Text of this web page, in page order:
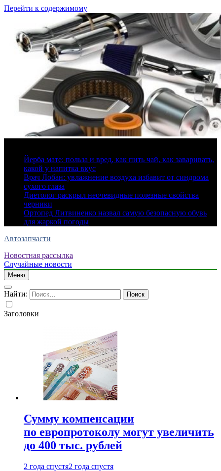
Перейти к содержимому
Йерба мате: польза и вред, как пить чай, как заваривать,
какой у напитка вкус
Врач Лобан: увлажнение воздуха избавит от синдрома
сухого глаза
Диетолог раскрыл неочевидные полезные свойства
черники
Ортопед Литвиненко назвал самую безопасную обувь
для жаркой погоды
Автозапчасти
Новостная рассылка
Случайные новости
Меню
Найти:
Заголовки
Сумму компенсации
по европротоколу могут увеличить
до 400 тыс. рублей
2 года спустя2 года спустя